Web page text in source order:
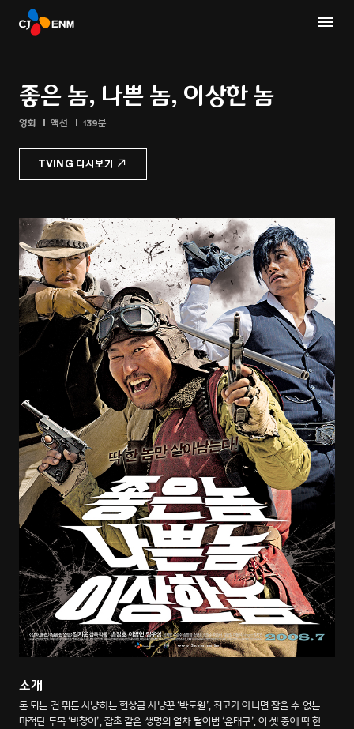
좋은 놈, 나쁜 놈, 이상한 놈
영화 액션 139분
TVING 다시보기
소개
돈 되는 건 뭐든 사냥하는 현상금 사냥꾼 ‘박도원’, 최고가 아니면 참을 수 없는
마적단 두목 ‘박창이’, 잡초 같은 생명의 열차 털이범 ‘윤태구’. 이 셋 중에 딱 한